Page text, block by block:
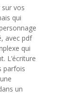
vos
qui
avec pdf
qui
L’écriture
parfois
un